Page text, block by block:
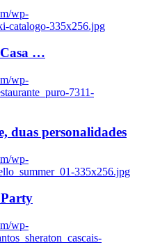
wp-
catalogo-335x256.jpg
…
wp-
7311-
duas personalidades
wp-
335x256.jpg
wp-